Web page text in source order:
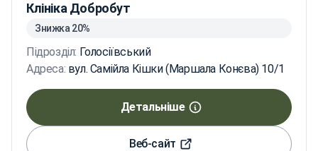
Клініка Добробут
Знижка 20%
Підрозділ: Голосіївський
Адреса: вул. Самійла Кішки (Маршала Конєва) 10/1
Детальніше
Веб-сайт